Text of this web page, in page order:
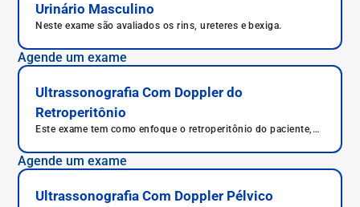
Urinário Masculino
Neste exame são avaliados os rins, ureteres e bexiga.
Agende um exame
Ultrassonografia Com Doppler do
Retroperitônio
Este exame tem como enfoque o retroperitônio do paciente,
encontram na parte mais posterior do abdômen.
Agende um exame
Ultrassonografia Com Doppler Pélvico